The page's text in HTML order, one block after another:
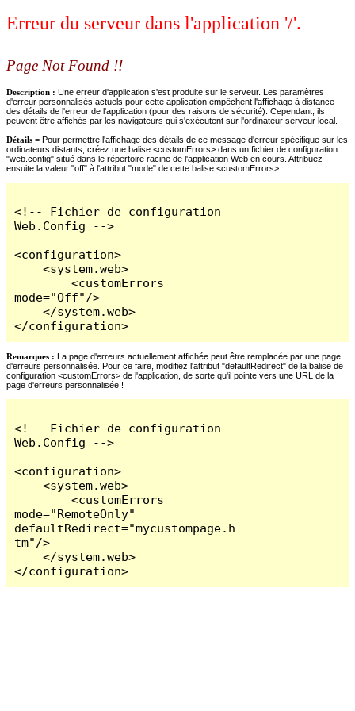
Erreur du serveur dans l'application '/'.
Page Not Found !!
Description : Une erreur d'application s'est produite sur le serveur. Les paramètres
d'erreur personnalisés actuels pour cette application empêchent l'affichage à distance
des détails de l'erreur de l'application (pour des raisons de sécurité). Cependant, ils
peuvent être affichés par les navigateurs qui s'exécutent sur l'ordinateur serveur local.
Détails = Pour permettre l'affichage des détails de ce message d'erreur spécifique sur les
ordinateurs distants, créez une balise <customErrors> dans un fichier de configuration
"web.config" situé dans le répertoire racine de l'application Web en cours. Attribuez
ensuite la valeur "off" à l'attribut "mode" de cette balise <customErrors>.
<!-- Fichier de configuration
Web.Config -->
<configuration>
    <system.web>
        <customErrors
mode="Off"/>
    </system.web>
</configuration>
Remarques : La page d'erreurs actuellement affichée peut être remplacée par une page
d'erreurs personnalisée. Pour ce faire, modifiez l'attribut "defaultRedirect" de la balise de
configuration <customErrors> de l'application, de sorte qu'il pointe vers une URL de la
page d'erreurs personnalisée !
<!-- Fichier de configuration
Web.Config -->
<configuration>
    <system.web>
        <customErrors
mode="RemoteOnly"
defaultRedirect="mycustompage.h
tm"/>
    </system.web>
</configuration>